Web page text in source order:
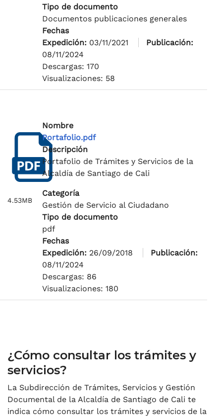
Tipo de documento
Documentos publicaciones generales
Fechas
Expedición: 03/11/2021
Publicación:
08/11/2024
Descargas: 170
Visualizaciones: 58
4.53MB
Nombre
Portafolio.pdf
Descripción
Portafolio de Trámites y Servicios de la
Alcaldía de Santiago de Cali
Categoría
Gestión de Servicio al Ciudadano
Tipo de documento
pdf
Fechas
Expedición: 26/09/2018
Publicación:
08/11/2024
Descargas: 86
Visualizaciones: 180
¿Cómo consultar los trámites y
servicios?
La Subdirección de Trámites, Servicios y Gestión
Documental de la Alcaldía de Santiago de Cali te
indica cómo consultar los trámites y servicios de la